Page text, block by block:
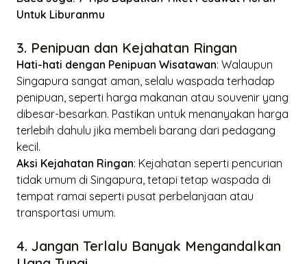
Untuk Liburanmu
3. Penipuan dan Kejahatan Ringan
Hati-hati dengan Penipuan Wisatawan: Walaupun
Singapura sangat aman, selalu waspada terhadap
penipuan, seperti harga makanan atau souvenir yang
dibesar-besarkan. Pastikan untuk menanyakan harga
terlebih dahulu jika membeli barang dari pedagang
kecil.
Aksi Kejahatan Ringan: Kejahatan seperti pencurian
tidak umum di Singapura, tetapi tetap waspada di
tempat ramai seperti pusat perbelanjaan atau
transportasi umum.
4. Jangan Terlalu Banyak Mengandalkan